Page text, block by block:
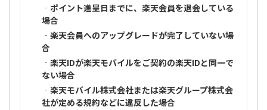
‐ポイント進呈日までに、楽天会員を退会している
場合
‐楽天会員へのアップグレードが完了していない場
合
‐楽天IDが楽天モバイルをご契約の楽天IDと同一で
ない場合
‐楽天モバイル株式会社または楽天グループ株式会
社が定める規約などに違反した場合